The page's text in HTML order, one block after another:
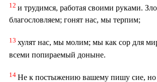
12 и трудимся, работая своими руками.
благословляем; гонят нас, мы терпим;
13 хулят нас, мы молим; мы как сор для
всеми попираемый доныне.
14 Не к постыжению вашему пишу сие, но